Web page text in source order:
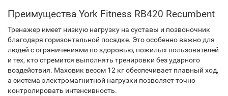
Преимущества York Fitness RB420 Recumbent
Тренажер имеет низкую нагрузку на суставы и позвоночник
благодаря горизонтальной посадке. Это особенно важно для
людей с ограничениями по здоровью, пожилых пользователей
и тех, кто стремится выполнять тренировки без ударного
воздействия. Маховик весом 12 кг обеспечивает плавный ход,
а система электромагнитной нагрузки позволяет точно
контролировать интенсивность.